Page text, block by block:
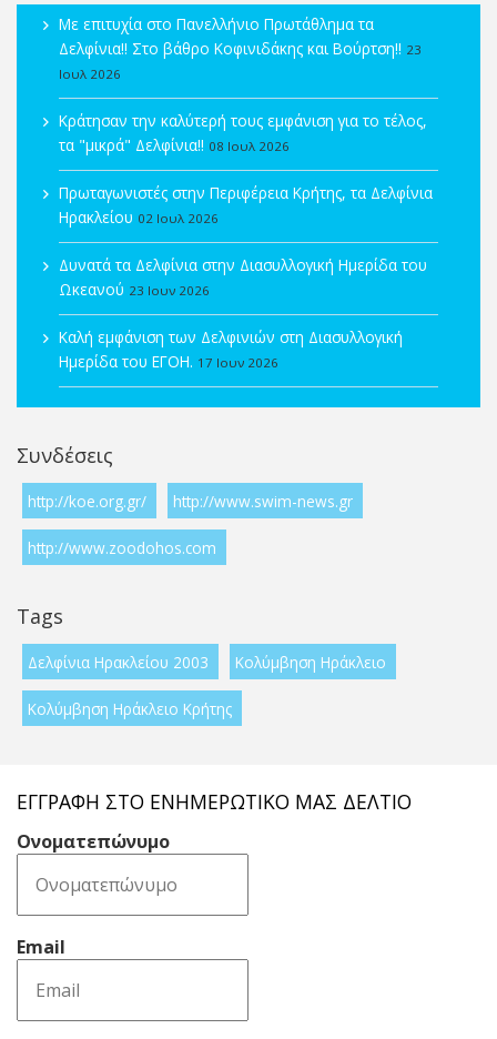
Με επιτυχία στο Πανελλήνιο Πρωτάθλημα τα
Δελφίνια!! Στο βάθρο Κοφινιδάκης και Βούρτση!! 23
Ιουλ 2026
Κράτησαν την καλύτερή τους εμφάνιση για το τέλος,
τα "μικρά" Δελφίνια!! 08 Ιουλ 2026
Πρωταγωνιστές στην Περιφέρεια Κρήτης, τα Δελφίνια
Ηρακλείου 02 Ιουλ 2026
Δυνατά τα Δελφίνια στην Διασυλλογική Ημερίδα του
Ωκεανού 23 Ιουν 2026
Καλή εμφάνιση των Δελφινιών στη Διασυλλογική
Ημερίδα του ΕΓΟΗ. 17 Ιουν 2026
Συνδέσεις
http://koe.org.gr/ http://www.swim-news.gr
http://www.zoodohos.com
Tags
Δελφίνια Ηρακλείου 2003 Κολύμβηση Ηράκλειο
Κολύμβηση Ηράκλειο Κρήτης
ΕΓΓΡΑΦΉ ΣΤΟ ΕΝΗΜΕΡΩΤΙΚΌ ΜΑΣ ΔΕΛΤΊΟ
Ονοματεπώνυμο
Email